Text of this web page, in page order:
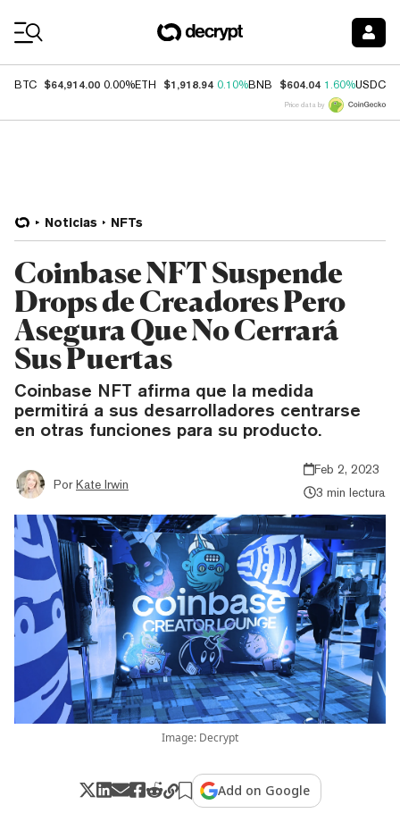
BTC $64,914.00 0.00%ETH $1,918.94 0.10%BNB $604.04 1.60%USDC
Price data by
Noticias NFTs
Coinbase NFT Suspende
Drops de Creadores Pero
Asegura Que No Cerrará
Sus Puertas
Coinbase NFT afirma que la medida
permitirá a sus desarrolladores centrarse
en otras funciones para su producto.
Por Kate Irwin
Feb 2, 2023
3 min lectura
Image: Decrypt
Add on Google